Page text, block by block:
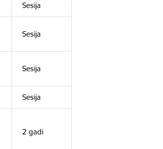
Sesija
Sesija
Sesija
Sesija
2 gadi